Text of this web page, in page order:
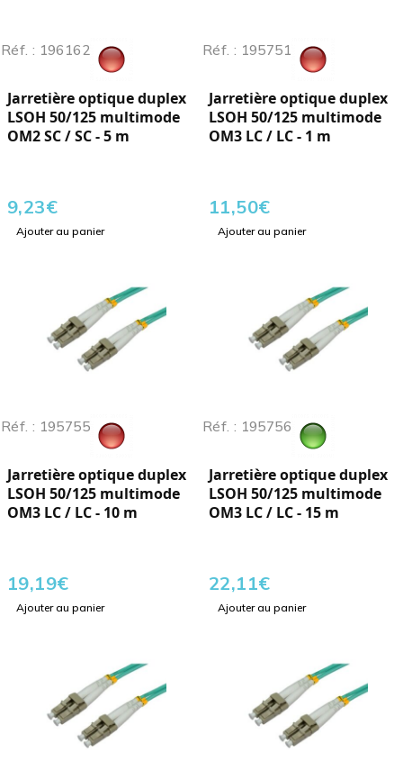
Réf. : 196162
Jarretière optique duplex
LSOH 50/125 multimode
OM2 SC / SC - 5 m
9,23€
Ajouter au panier
Réf. : 195751
Jarretière optique duplex
LSOH 50/125 multimode
OM3 LC / LC - 1 m
11,50€
Ajouter au panier
Réf. : 195755
Jarretière optique duplex
LSOH 50/125 multimode
OM3 LC / LC - 10 m
19,19€
Ajouter au panier
Réf. : 195756
Jarretière optique duplex
LSOH 50/125 multimode
OM3 LC / LC - 15 m
22,11€
Ajouter au panier